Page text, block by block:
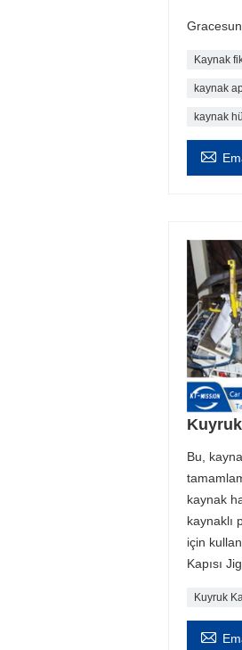
Kaynak
kaynak
kaynak

Kuyruk
Bu,
kaynak
kaynaklı
için
Kapısı
Kuyruk
